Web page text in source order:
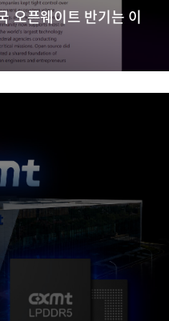
오픈웨이트 반기는 이